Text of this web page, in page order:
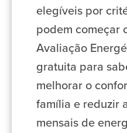
elegíveis por
podem começar
Avaliação
gratuita para
melhorar o
família e reduzir
mensais de